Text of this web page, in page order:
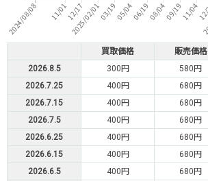
買取価格 販売価格
2026.8.5
300円 580円
2026.7.25
400円 680円
2026.7.15
400円 680円
2026.7.5
400円 680円
2026.6.25
400円 680円
2026.6.15
400円 680円
2026.6.5
400円 680円